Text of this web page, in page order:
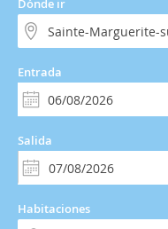
Dónde ir
Entrada
Salida
Habitaciones